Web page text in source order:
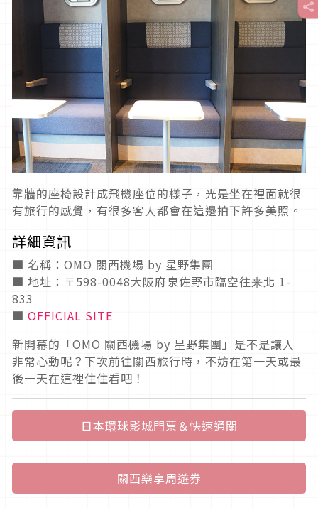
靠牆的座椅設計成飛機座位的樣子，光是坐在裡面就很
有旅行的感覺，有很多客人都會在這邊拍下許多美照。
詳細資訊
■ 名稱： OMO 關西機場 by 星野集團
■ 地址：〒598-0048大阪府泉佐野市臨空往来北 1-
833
■ OFFICIAL SITE
新開幕的「OMO 關西機場 by 星野集團」是不是讓人
非常心動呢？下次前往關西旅行時，不妨在第一天或最
後一天在這裡住住看吧！
日本環球影城門票＆快速通關
關西樂享周遊券